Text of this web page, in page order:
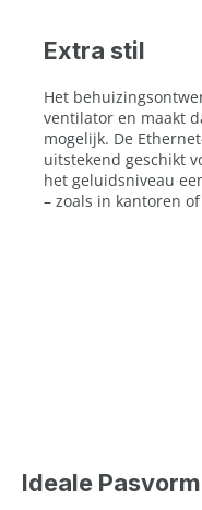
Extra stil
Het
ventilator en maakt
mogelijk. De
uitstekend geschikt
het geluidsniveau
– zoals in kantoren
Ideale Pasvorm